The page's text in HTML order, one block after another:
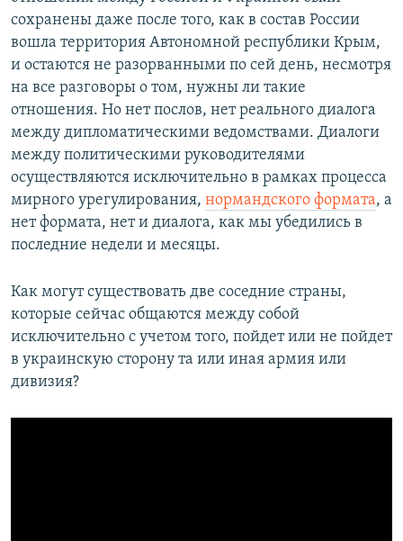
сохранены даже после того, как в состав России
вошла территория Автономной республики Крым,
и остаются не разорванными по сей день, несмотря
на все разговоры о том, нужны ли такие
отношения. Но нет послов, нет реального диалога
между дипломатическими ведомствами. Диалоги
между политическими руководителями
осуществляются исключительно в рамках процесса
мирного урегулирования, нормандского формата, а
нет формата, нет и диалога, как мы убедились в
последние недели и месяцы.
Как могут существовать две соседние страны,
которые сейчас общаются между собой
исключительно с учетом того, пойдет или не пойдет
в украинскую сторону та или иная армия или
дивизия?